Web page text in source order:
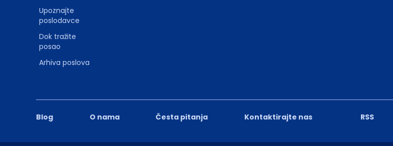
Blog O nama Česta pitanja Kontaktirajte nas RSS
Upoznajte
poslodavce
Dok tražite
posao
Arhiva poslova